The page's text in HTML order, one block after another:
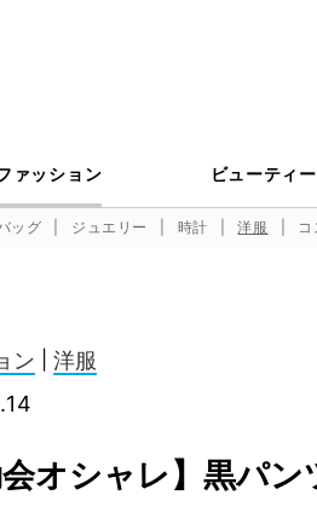
ァッション ビューティー
ッグ ジュエリー 時計 洋服
ン
洋服
会オシャレ】黒パ